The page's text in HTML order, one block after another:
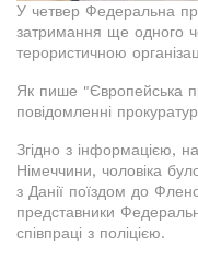
У четвер Федеральна
затримання ще одного
терористичною
Як пише "Європейська
повідомленні
Згідно з інформацією,
Німеччини, чоловіка
з Данії поїздом до
представники
співпраці з поліцією.